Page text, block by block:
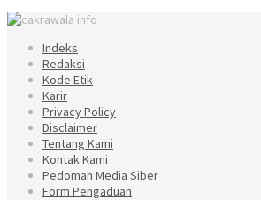
Indeks
Redaksi
Kode Etik
Karir
Privacy Policy
Disclaimer
Tentang Kami
Kontak Kami
Pedoman Media Siber
Form Pengaduan